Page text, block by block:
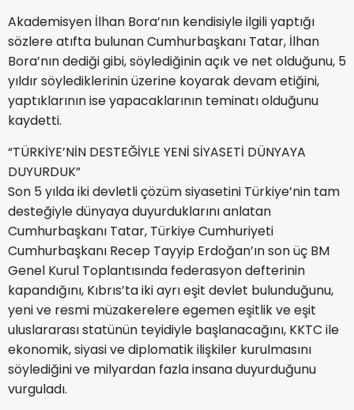
Akademisyen İlhan Bora’nın kendisiyle ilgili yaptığı
sözlere atıfta bulunan Cumhurbaşkanı Tatar, İlhan
Bora’nın dediği gibi, söylediğinin açık ve net olduğunu, 5
yıldır söylediklerinin üzerine koyarak devam etiğini,
yaptıklarının ise yapacaklarının teminatı olduğunu
kaydetti.
“TÜRKİYE’NİN DESTEĞİYLE YENİ SİYASETİ DÜNYAYA
DUYURDUK”
Son 5 yılda iki devletli çözüm siyasetini Türkiye’nin tam
desteğiyle dünyaya duyurduklarını anlatan
Cumhurbaşkanı Tatar, Türkiye Cumhuriyeti
Cumhurbaşkanı Recep Tayyip Erdoğan’ın son üç BM
Genel Kurul Toplantısında federasyon defterinin
kapandığını, Kıbrıs’ta iki ayrı eşit devlet bulunduğunu,
yeni ve resmi müzakerelere egemen eşitlik ve eşit
uluslararası statünün teyidiyle başlanacağını, KKTC ile
ekonomik, siyasi ve diplomatik ilişkiler kurulmasını
söylediğini ve milyardan fazla insana duyurduğunu
vurguladı.